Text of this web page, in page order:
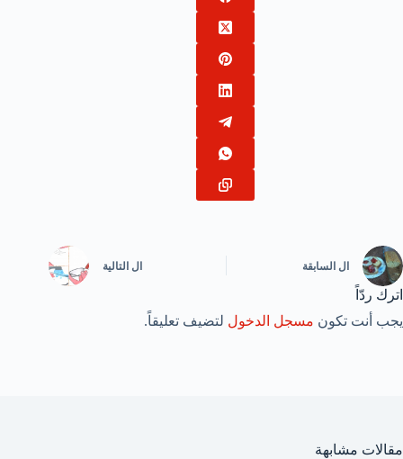
ال السابقة ال التالية
اترك ردّاً
يجب أنت تكون مسجل الدخول لتضيف تعليقاً.
مقالات مشابهة